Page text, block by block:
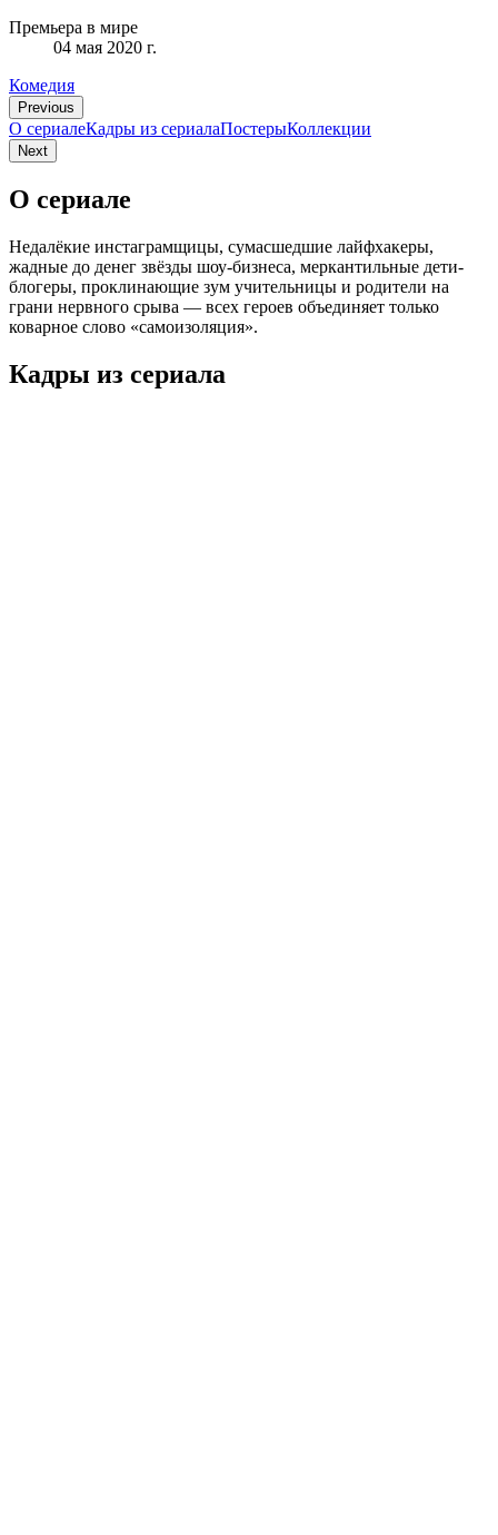
Премьера в мире
04 мая 2020 г.
Комедия
Previous
О сериалеКадры из сериалaПостерыКоллекции
Next
О сериале
Недалёкие инстаграмщицы, сумасшедшие лайфхакеры,
жадные до денег звёзды шоу-бизнеса, меркантильные дети-
блогеры, проклинающие зум учительницы и родители на
грани нервного срыва — всех героев объединяет только
коварное слово «самоизоляция».
Кадры из сериалa